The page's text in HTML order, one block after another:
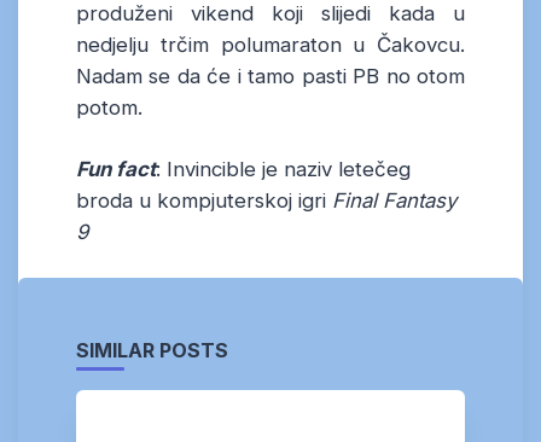
produženi vikend koji slijedi kada u
nedjelju trčim polumaraton u Čakovcu.
Nadam se da će i tamo pasti PB no otom
potom.
Fun fact: Invincible je naziv letečeg
broda u kompjuterskoj igri Final Fantasy
9
SIMILAR POSTS